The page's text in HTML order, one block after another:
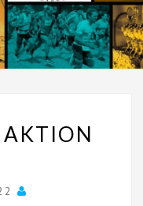
SPVGG
SKI
AKTION